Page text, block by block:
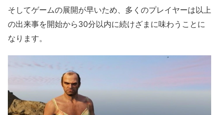
そしてゲームの展開が早いため、多くのプレイヤーは以上
の出来事を開始から30分以内に続けざまに味わうことに
なります。